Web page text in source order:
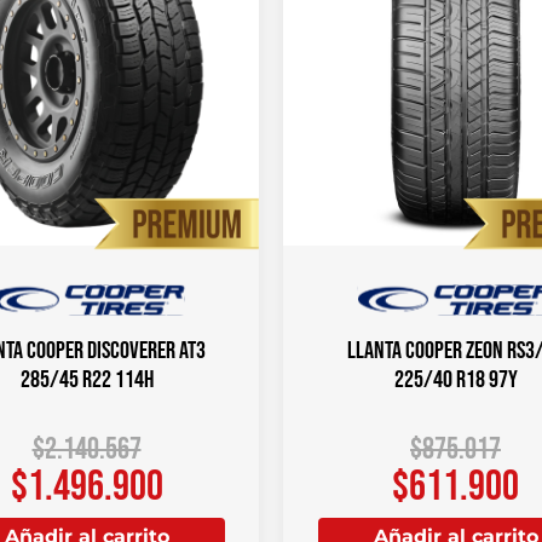
COOPER DISCOVERER AT3
285/45 R22 114H
$2.140.567
$1.496.900
Añadir al carrito
Llanta COOPER ZEON
225/40 R18 97Y
$875.017
$611.900
Añadir al carrito